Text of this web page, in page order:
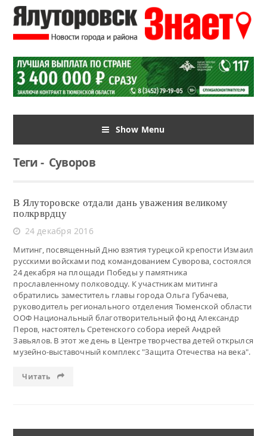
Show Menu
Теги-Суворов
В Ялуторовске отдали дань уважения великому
полкрврдцу
24 декабря 2016
Митинг, посвященный Дню взятия турецкой крепости Измаил
русскими войсками под командованием Суворова, состоялся
24 декабря на площади Победы у памятника
прославленному полководцу. К участникам митинга
обратились заместитель главы города Ольга Губачева,
руководитель регионального отделения Тюменской области
ООФ Национальный благотворительный фонд Александр
Перов, настоятель Сретенского собора иерей Андрей
Завьялов. В этот же день в Центре творчества детей открылся
музейно-выставочный комплекс "Защита Отечества на века".
Читать